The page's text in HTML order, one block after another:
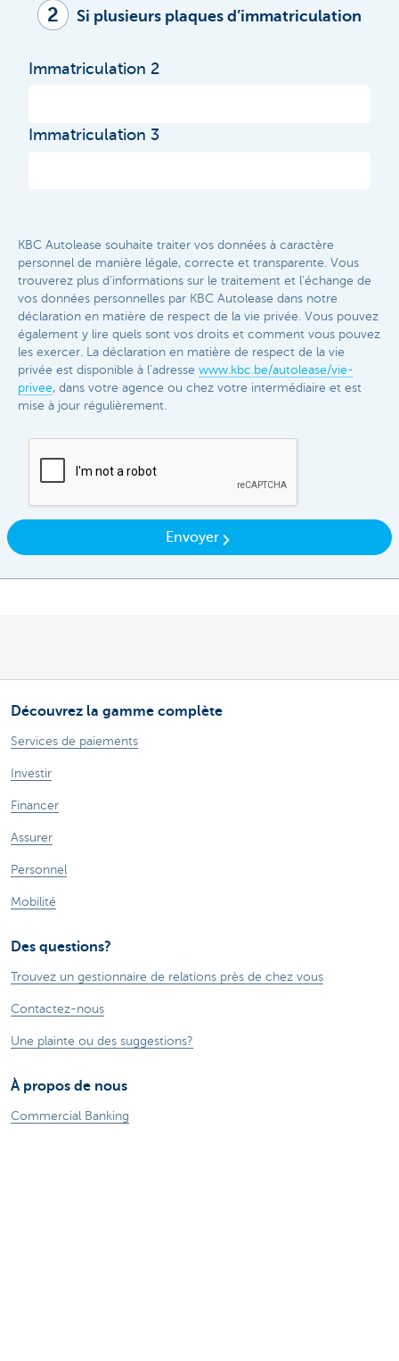
2 Si plusieurs plaques d’immatriculation
Immatriculation 2
Immatriculation 3
KBC Autolease souhaite traiter vos données à caractère
personnel de manière légale, correcte et transparente. Vous
trouverez plus d'informations sur le traitement et l'échange de
vos données personnelles par KBC Autolease dans notre
déclaration en matière de respect de la vie privée. Vous pouvez
également y lire quels sont vos droits et comment vous pouvez
les exercer. La déclaration en matière de respect de la vie
privée est disponible à l'adresse www.kbc.be/autolease/vie-
privee, dans votre agence ou chez votre intermédiaire et est
mise à jour régulièrement.​
Envoyer
Découvrez la gamme complète
Services de paiements
Investir
Financer
Assurer
Personnel
Mobilité
Des questions?
Trouvez un gestionnaire de relations près de chez vous
Contactez-nous
Une plainte ou des suggestions?
À propos de nous
Commercial Banking